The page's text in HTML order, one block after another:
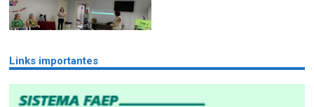
Links importantes